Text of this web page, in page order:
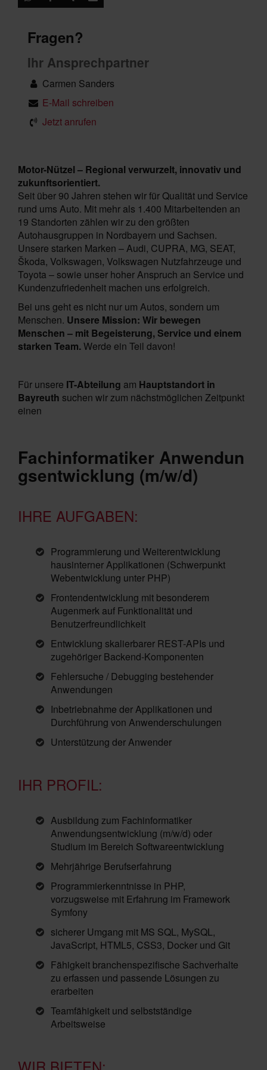
Fragen?
Ihr Ansprechpartner
Carmen Sanders
E-Mail schreiben
Jetzt anrufen
Motor-Nützel – Regional verwurzelt, innovativ und
zukunftsorientiert.
Seit über 90 Jahren stehen wir für Qualität und Service
rund ums Auto. Mit mehr als 1.400 Mitarbeitenden an
19 Standorten zählen wir zu den größten
Autohausgruppen in Nordbayern und Sachsen.
Unsere starken Marken – Audi, CUPRA, MG, SEAT,
Škoda, Volkswagen, Volkswagen Nutzfahrzeuge und
Toyota – sowie unser hoher Anspruch an Service und
Kundenzufriedenheit machen uns erfolgreich.
Bei uns geht es nicht nur um Autos, sondern um
Menschen. Unsere Mission: Wir bewegen
Menschen – mit Begeisterung, Service und einem
starken Team.Werde ein Teil davon!
Für unsere IT-Abteilung am Hauptstandort in
Bayreuth suchen wir zum nächstmöglichen Zeitpunkt
einen
Fachinformatiker Anwendun
gsentwicklung (m/w/d)
IHRE AUFGABEN:
Programmierung und Weiterentwicklung
hausinterner Applikationen (Schwerpunkt
Webentwicklung unter PHP)
Frontendentwicklung mit besonderem
Augenmerk auf Funktionalität und
Benutzerfreundlichkeit
Entwicklung skalierbarer REST-APIs und
zugehöriger Backend-Komponenten
Fehlersuche / Debugging bestehender
Anwendungen
Inbetriebnahme der Applikationen und
Durchführung von Anwenderschulungen
Unterstützung der Anwender
IHR PROFIL:
Ausbildung zum Fachinformatiker
Anwendungsentwicklung (m/w/d) oder
Studium im Bereich Softwareentwicklung
Mehrjährige Berufserfahrung
Programmierkenntnisse in PHP,
vorzugsweise mit Erfahrung im Framework
Symfony
sicherer Umgang mit MS SQL, MySQL,
JavaScript, HTML5, CSS3, Docker und Git
Fähigkeit branchenspezifische Sachverhalte
zu erfassen und passende Lösungen zu
erarbeiten
Teamfähigkeit und selbstständige
Arbeitsweise